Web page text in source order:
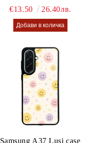
€13.50
26.40лв.
Samsung A37 Lusi case